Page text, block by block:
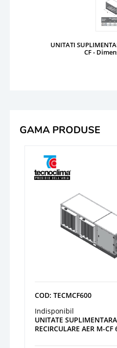
UNITATI
CF -
GAMA PRODUSE
COD: TECMCF600
Indisponibil
UNITATE SUPLIMENTARA
RECIRCULARE AER M-CF